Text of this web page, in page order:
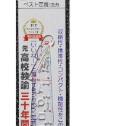
万年筆・筆ペン
ボールペン
鉛筆・シャープペン
定規・コンパス
彫刻刀・小刀(切出刀)
事務用品 学習はさみ
事務はさみ
和裁・洋裁
美容はさみ
その他・専